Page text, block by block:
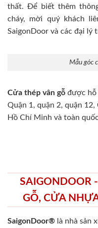
thất. Để biết thêm
cháy, mời quý khách
SaigonDoor và các đại lý
Mẫu góc
Cửa thép vân gỗ được hỗ
Quận 1, quận 2, quận
Hồ Chí Minh và toàn
SAIGONDOOR
GỖ, CỬA
SaigonDoor® là nhà sản